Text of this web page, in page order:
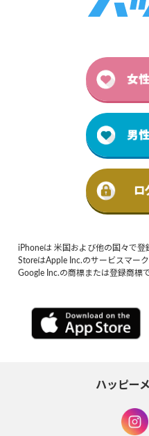
iPhoneは 米国および他の国々で
StoreはApple Inc.のサービスマー
Google Inc.の商標または登録商標で
ハッピー